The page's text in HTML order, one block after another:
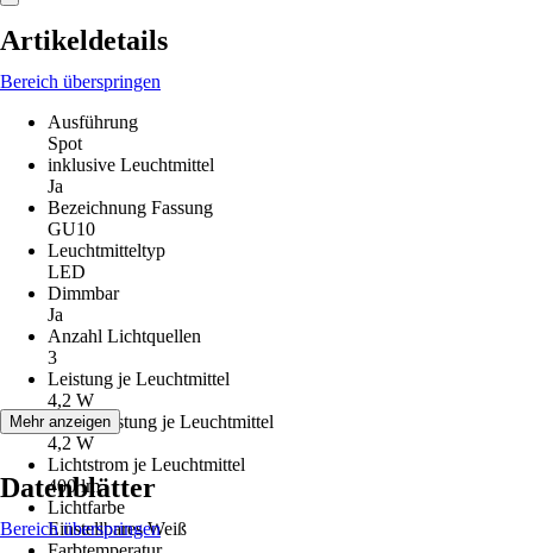
Artikeldetails
Bereich überspringen
Ausführung
Spot
inklusive Leuchtmittel
Ja
Bezeichnung Fassung
GU10
Leuchtmitteltyp
LED
Dimmbar
Ja
Anzahl Lichtquellen
3
Leistung je Leuchtmittel
4,2 W
Max. Leistung je Leuchtmittel
4,2 W
Lichtstrom je Leuchtmittel
400 lm
Lichtfarbe
Einstellbares Weiß
Mehr anzeigen
Datenblätter
Bereich überspringen